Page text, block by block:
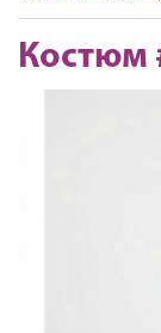
Костюм